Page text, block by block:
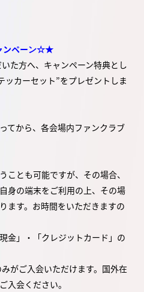
ンペーン☆★
いた方へ、キャンペーン特典とし
ッカーセット”をプレゼントしま
てから、各会場内ファンクラブ
とも可能ですが、その場合、
身の端末をご利用の上、その場
ます。お時間をいただきますの
金」・「クレジットカード」の
がご入会いただけます。国外在
入会ください。